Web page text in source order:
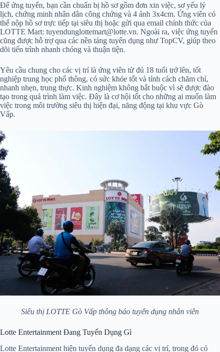
Để ứng tuyển, bạn cần chuẩn bị hồ sơ gồm đơn xin việc, sơ yếu lý
lịch, chứng minh nhân dân công chứng và 4 ảnh 3x4cm. Ứng viên có
thể nộp hồ sơ trực tiếp tại siêu thị hoặc gửi qua email chính thức của
LOTTE Mart: tuyendunglottemart@lotte.vn. Ngoài ra, việc ứng tuyển
cũng được hỗ trợ qua các nền tảng tuyển dụng như TopCV, giúp theo
dõi tiến trình nhanh chóng và thuận tiện.
Yêu cầu chung cho các vị trí là ứng viên từ đủ 18 tuổi trở lên, tốt
nghiệp trung học phổ thông, có sức khỏe tốt và tính cách chăm chỉ,
nhanh nhẹn, trung thực. Kinh nghiệm không bắt buộc vì sẽ được đào
tạo trong quá trình làm việc. Đây là cơ hội tốt cho những ai muốn làm
việc trong môi trường siêu thị hiện đại, năng động tại khu vực Gò
Vấp.
Siêu thị LOTTE Gò Vấp thông báo tuyển dụng nhân viên
Lotte Entertainment Đang Tuyển Dụng Gì
Lotte Entertainment hiện tuyển dụng đa dạng các vị trí, trong đó có